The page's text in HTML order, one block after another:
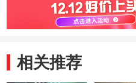
相关推荐